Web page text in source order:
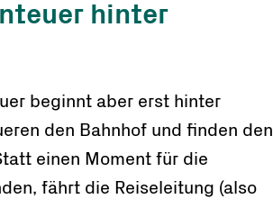
hinter
beginnt aber erst hinter
den Bahnhof und finden den
einen Moment für die
fährt die Reiseleitung (also